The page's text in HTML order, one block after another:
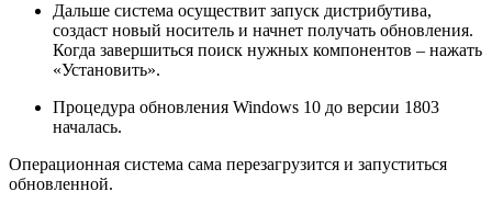
Дальше система осуществит запуск дистрибутива,
создаст новый носитель и начнет получать обновления.
Когда завершиться поиск нужных компонентов – нажать
«Установить».
Процедура обновления Windows 10 до версии 1803
началась.
Операционная система сама перезагрузится и запуститься
обновленной.